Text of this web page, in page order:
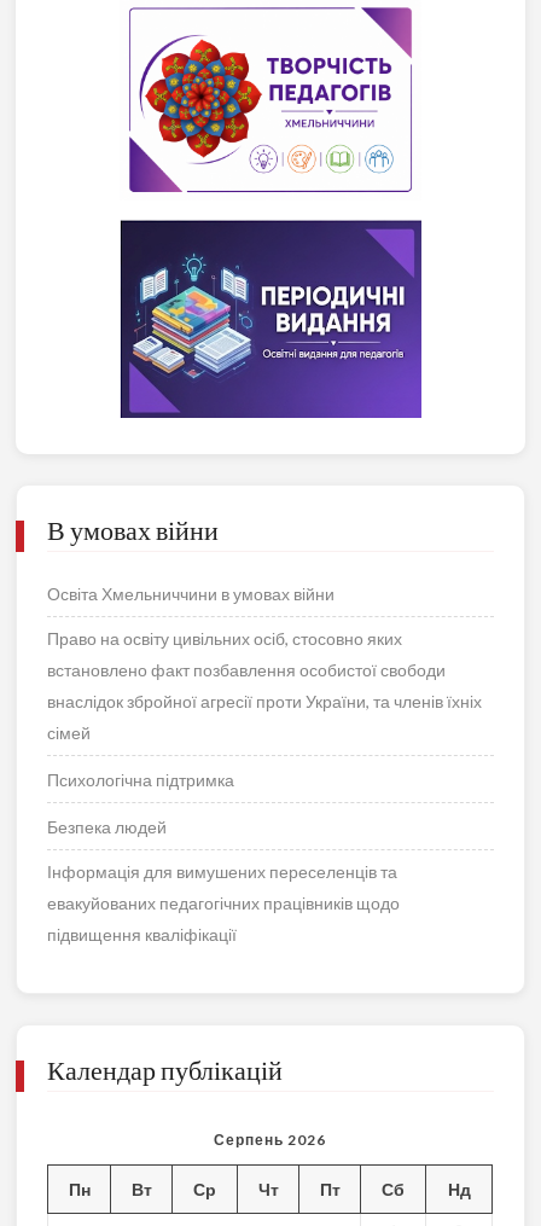
В умовах війни
Освіта Хмельниччини в умовах війни
Право на освіту цивільних осіб, стосовно яких
встановлено факт позбавлення особистої свободи
внаслідок збройної агресії проти України, та членів їхніх
сімей
Психологічна підтримка
Безпека людей
Інформація для вимушених переселенців та
евакуйованих педагогічних працівників щодо
підвищення кваліфікації
Календар публікацій
Серпень 2026
Пн Вт Ср Чт Пт Сб Нд